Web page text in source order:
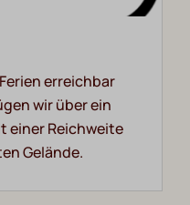
erreichbar
wir über ein
einer Reichweite
Gelände.